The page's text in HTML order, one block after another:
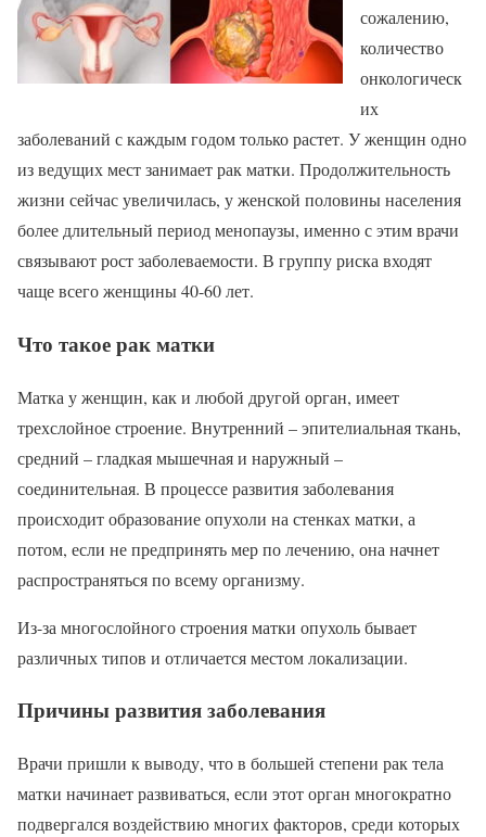
сожалению,
количество
онкологическ
их
заболеваний с каждым годом только растет. У женщин одно
из ведущих мест занимает рак матки. Продолжительность
жизни сейчас увеличилась, у женской половины населения
более длительный период менопаузы, именно с этим врачи
связывают рост заболеваемости. В группу риска входят
чаще всего женщины 40-60 лет.
Что такое рак матки
Матка у женщин, как и любой другой орган, имеет
трехслойное строение. Внутренний – эпителиальная ткань,
средний – гладкая мышечная и наружный –
соединительная. В процессе развития заболевания
происходит образование опухоли на стенках матки, а
потом, если не предпринять мер по лечению, она начнет
распространяться по всему организму.
Из-за многослойного строения матки опухоль бывает
различных типов и отличается местом локализации.
Причины развития заболевания
Врачи пришли к выводу, что в большей степени рак тела
матки начинает развиваться, если этот орган многократно
подвергался воздействию многих факторов, среди которых